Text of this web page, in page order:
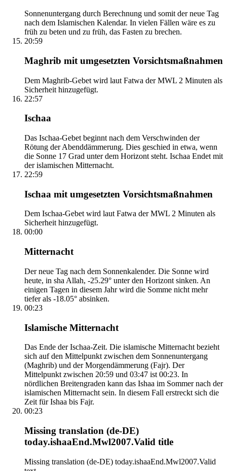
Sonnenuntergang durch Berechnung und somit der neue Tag
nach dem Islamischen Kalendar. In vielen Fällen wäre es zu
früh zu beten und zu früh, das Fasten zu brechen.
20:59
Maghrib mit umgesetzten Vorsichtsmaßnahmen
Dem Maghrib-Gebet wird laut Fatwa der MWL 2 Minuten als
Sicherheit hinzugefügt.
22:57
Ischaa
Das Ischaa-Gebet beginnt nach dem Verschwinden der
Rötung der Abenddämmerung. Dies geschied in etwa, wenn
die Sonne 17 Grad unter dem Horizont steht. Ischaa Endet mit
der islamischen Mitternacht.
22:59
Ischaa mit umgesetzten Vorsichtsmaßnahmen
Dem Ischaa-Gebet wird laut Fatwa der MWL 2 Minuten als
Sicherheit hinzugefügt.
00:00
Mitternacht
Der neue Tag nach dem Sonnenkalender. Die Sonne wird
heute, in sha Allah, -25.29° unter den Horizont sinken. An
einigen Tagen in diesem Jahr wird die Somme nicht mehr
tiefer als -18.05° absinken.
00:23
Islamische Mitternacht
Das Ende der Ischaa-Zeit. Die islamische Mitternacht bezieht
sich auf den Mittelpunkt zwischen dem Sonnenuntergang
(Maghrib) und der Morgendämmerung (Fajr). Der
Mittelpunkt zwischen 20:59 und 03:47 ist 00:23. In
nördlichen Breitengraden kann das Ishaa im Sommer nach der
islamischen Mitternacht sein. In diesem Fall erstreckt sich die
Zeit für Ishaa bis Fajr.
00:23
Missing translation (de-DE)
today.ishaaEnd.Mwl2007.Valid title
Missing translation (de-DE) today.ishaaEnd.Mwl2007.Valid